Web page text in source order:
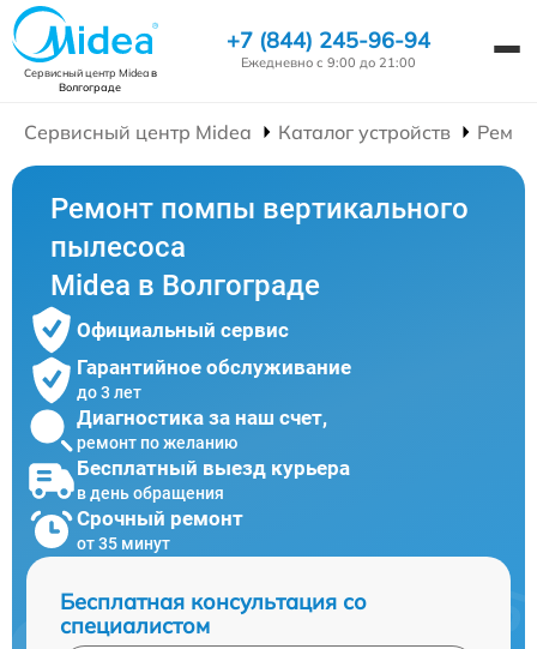
Сервисный центр Mideaв
Волгограде
+7 (844) 245-96-94
Ежедневно с 9:00 до 21:00
Сервисный центр Midea Каталог устройств
Ремонт помпы вертикального
пылесоса
Midea в Волгограде
Официальный сервис
Гарантийное обслуживание
до 3 лет
Диагностика за наш счет,
ремонт по желанию
Бесплатный выезд курьера
в день обращения
Срочный ремонт
от 35 минут
Бесплатная консультация со
специалистом